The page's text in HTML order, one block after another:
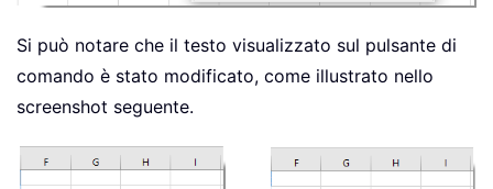
Si può notare che il testo visualizzato sul pulsante di
comando è stato modificato, come illustrato nello
screenshot seguente.